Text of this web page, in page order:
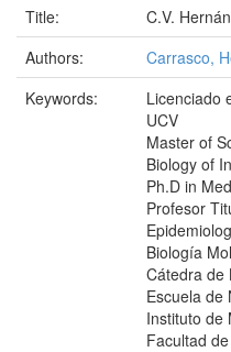
Title:
C.V.
Authors:
Carrasco,
Keywords:
Licenciado
UCV
Master of
Biology of
Ph.D in
Profesor
Biología
Cátedra de
Escuela de
Instituto de
Facultad